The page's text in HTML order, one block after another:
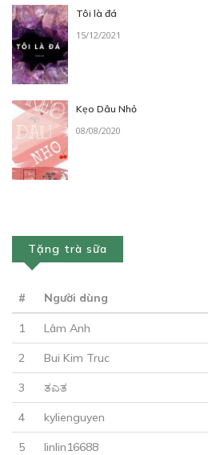
CHƯƠNG 15
Bắt đầu xuất cung
CHƯƠNG 16
Tin anh chứ?
15/12/2018
Tôi là đá
15/12/2021
Kẹo Dâu Nhỏ
08/08/2020
Tặng trà sữa
# Người dùng
1 Lâm Anh
2 Bui Kim Truc
3 ತಎತ
4 kylienguyen
5 linlin16688